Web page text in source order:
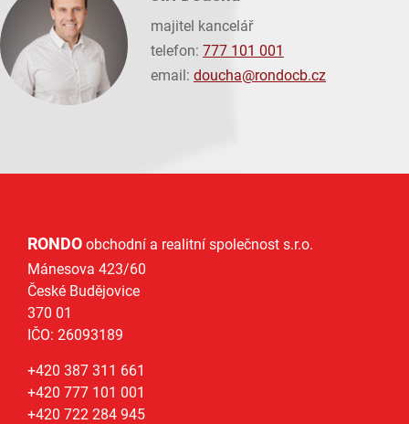
majitel kancelář
telefon: 777 101 001
email: doucha@rondocb.cz
RONDO obchodní a realitní společnost s.r.o.
Mánesova 423/60
České Budějovice
370 01
IČO: 26093189
+420 387 311 661
+420 777 101 001
+420 722 284 945